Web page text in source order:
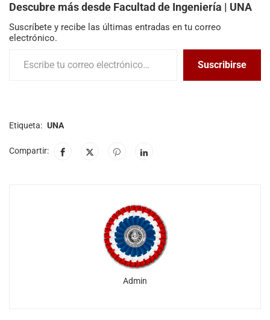
Descubre más desde Facultad de Ingeniería | UNA
Suscríbete y recibe las últimas entradas en tu correo
electrónico.
Suscribirse
Etiqueta: UNA
Compartir:
Admin